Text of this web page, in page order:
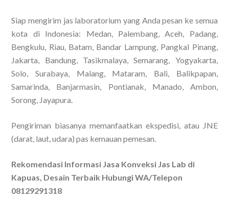
Siap mengirim jas laboratorium yang Anda pesan ke semua
kota di Indonesia: Medan, Palembang, Aceh, Padang,
Bengkulu, Riau, Batam, Bandar Lampung, Pangkal Pinang,
Jakarta, Bandung, Tasikmalaya, Semarang, Yogyakarta,
Solo, Surabaya, Malang, Mataram, Bali, Balikpapan,
Samarinda, Banjarmasin, Pontianak, Manado, Ambon,
Sorong, Jayapura.
Pengiriman biasanya memanfaatkan ekspedisi, atau JNE
(darat, laut, udara) pas kemauan pemesan.
Rekomendasi Informasi Jasa Konveksi Jas Lab di
Kapuas, Desain Terbaik Hubungi WA/Telepon
08129291318